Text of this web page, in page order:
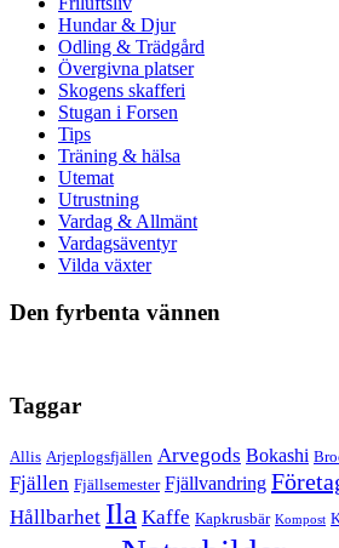
Hundar & Djur
Odling & Trädgård
Övergivna platser
Skogens skafferi
Stugan i Forsen
Tips
Träning & hälsa
Utemat
Utrustning
Vardag & Allmänt
Vardagsäventyr
Vilda växter
Den fyrbenta vännen
Taggar
Allis Arjeplogsfjällen Arvegods Bokashi
Fjällen Fjällsemester Fjällvandring
Hållbarhet Ila Kaffe Kapkrusbär Kompost